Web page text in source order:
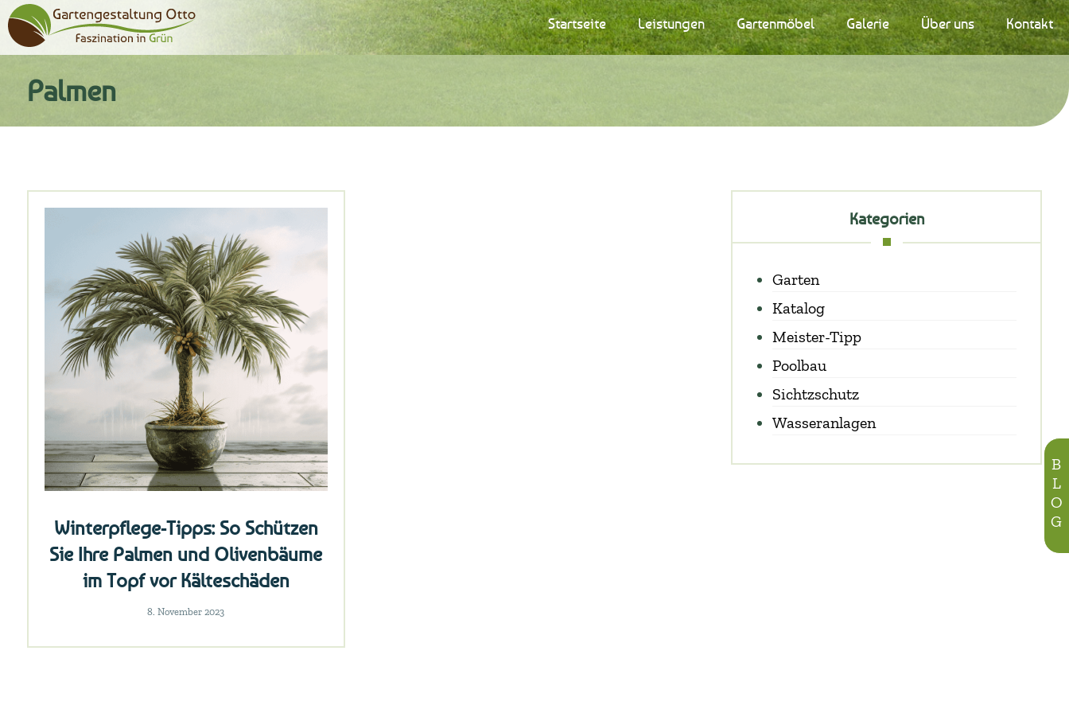
BLOG
Startseite Leistungen Gartenmöbel Galerie Über uns Kontakt
Palmen
Winterpflege-Tipps: So Schützen
Sie Ihre Palmen und Olivenbäume
im Topf vor Kälteschäden
8. November 2023
Kategorien
Garten
Katalog
Meister-Tipp
Poolbau
Sichtzschutz
Wasseranlagen